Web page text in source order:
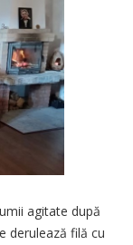
agitate după
derulează filă cu